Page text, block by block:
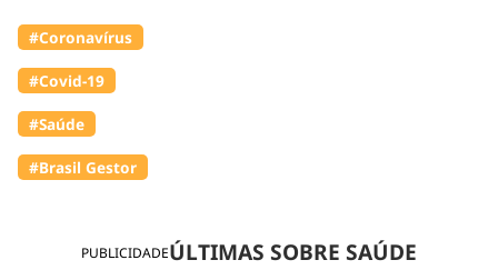
PUBLICIDADEÚLTIMAS SOBRE SAÚDE
#Coronavírus
#Covid-19
#Saúde
#Brasil Gestor